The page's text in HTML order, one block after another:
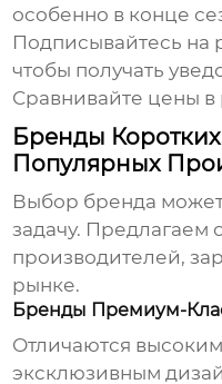
особенно в конце
Подписывайтесь на
чтобы получать
Сравнивайте цены в
Бренды
Популярных
Выбор бренда может
задачу. Предлагаем
производителей,
рынке.
Бренды Премиум-
Отличаются
эксклюзивным